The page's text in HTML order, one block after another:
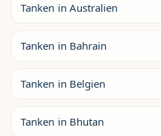
Tanken in Australien
Tanken in Bahrain
Tanken in Belgien
Tanken in Bhutan